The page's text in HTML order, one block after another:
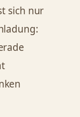
sich nur